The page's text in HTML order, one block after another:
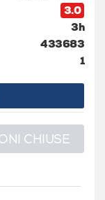
3.0
3h
433683
1
CHIUSE